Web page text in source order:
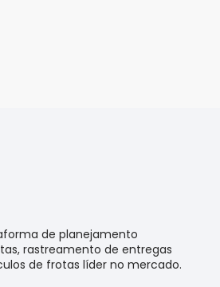
de planejamento
rastreamento de entregas
de frotas líder no mercado.